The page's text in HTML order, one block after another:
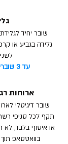
שובר יחיד
גלידה בגביע או
עד 3 שוברים למשפחה בחלוקה.
ארוחות
תקף לכל סניפי
או איסוף בלבד, לא
בוואטסאפ תוך 24 שעות מרגע החלוקה.